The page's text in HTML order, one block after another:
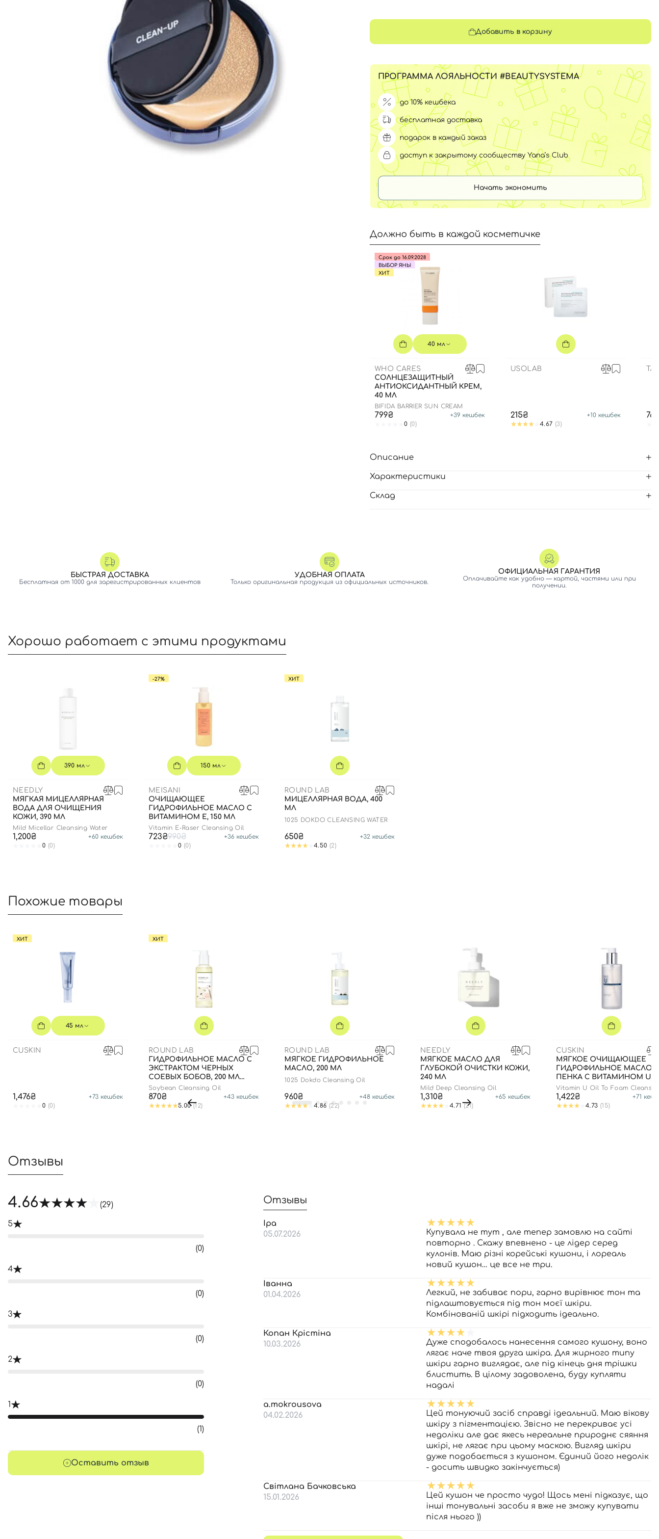
СПФ защита для детей
Для зоны век
Все товары
Добавить в корзину
ПРОГРАММА ЛОЯЛЬНОСТИ #BEAUTYSYSTEMA
до 10% кешбека
бесплатная доставка
подарок в каждый заказ
доступ к закрытому сообществу Yana’s Club
Начать экономить
Должно быть в каждой косметичке
Срок до 16.09.2028
ВЫБОР ЯНЫ
ХИТ
40 мл
WHO CARES
СОЛНЦЕЗАЩИТНЫЙ
АНТИОКСИДАНТНЫЙ КРЕМ,
40 МЛ
BIFIDA BARRIER SUN CREAM
799₴ +39 кешбек
0 (0)
USOLAB
215₴ +10 кешбек
4.67 (3)
Описание
Характеристики
Склад
БЫСТРАЯ ДОСТАВКА
Бесплатная от 1000 для зарегистрированных клиентов
УДОБНАЯ ОПЛАТА
Только оригинальная продукция из официальных источников.
ОФИЦИАЛЬНАЯ ГАРАНТИЯ
Оплачивайте как удобно — картой, частями или при
получении.
Хорошо работает с этими продуктами
390 мл
NEEDLY
МЯГКАЯ МИЦЕЛЛЯРНАЯ
ВОДА ДЛЯ ОЧИЩЕНИЯ
КОЖИ, 390 МЛ
Mild Micellar Cleansing Water
1,200₴ +60 кешбек
0 (0)
-27%
150 мл
MEISANI
ОЧИЩАЮЩЕЕ
ГИДРОФИЛЬНОЕ МАСЛО С
ВИТАМИНОМ Е, 150 МЛ
Vitamin E-Raser Cleansing Oil
723₴990₴ +36 кешбек
0 (0)
ХИТ
ROUND LAB
МИЦЕЛЛЯРНАЯ ВОДА, 400
МЛ
1025 DOKDO CLEANSING WATER
650₴ +32 кешбек
4.50 (2)
Похожие товары
ХИТ
45 мл
CUSKIN
1,476₴ +73 кешбек
0 (0)
ХИТ
ROUND LAB
ГИДРОФИЛЬНОЕ МАСЛО С
ЭКСТРАКТОМ ЧЕРНЫХ
СОЕВЫХ БОБОВ, 200 МЛ
Soybean Cleansing Oil
870₴ +43 кешбек
5.00 (12)
ROUND LAB
МЯГКОЕ ГИДРОФИЛЬНОЕ
МАСЛО, 200 МЛ
1025 Dokdo Cleansing Oil
960₴ +48 кешбек
4.86 (22)
NEEDLY
МЯГКОЕ МАСЛО ДЛЯ
ГЛУБОКОЙ ОЧИСТКИ КОЖИ,
240 МЛ
Mild Deep Cleansing Oil
1,310₴ +65 кешбек
4.71 (21)
CUSKIN
МЯГКОЕ ОЧИЩАЮЩЕЕ
ГИДРОФИЛЬНОЕ МАСЛО-
ПЕНКА С ВИТАМИНОМ U,
МЛ
Vitamin U Oil To Foam Cleanser
1,422₴ +71
4.73 (15)
Отзывы
4.66 (29)
5
(0)
4
(0)
3
(0)
2
(0)
1
(1)
Оставить отзыв
Отзывы
Іра
05.07.2026
Купувала не тут , але тепер замовлю на сайті
повторно . Скажу впевнено - це лідер серед
кулонів. Маю різні корейські кушони, і лореаль
новий кушон… це все не три.
Іванна
01.04.2026
Легкий, не забиває пори, гарно вирівнює тон та
підлаштовується під тон моєї шкіри.
Комбінованій шкірі підходить ідеально.
Копан Крістіна
10.03.2026
Дуже сподобалось нанесення самого кушону, воно
лягає наче твоя друга шкіра. Для жирного типу
шкіри гарно виглядає, але під кінець дня трішки
блистить. В цілому задоволена, буду купляти
надалі
a.mokrousova
04.02.2026
Цей тонуючий засіб справді ідеальний. Маю вікову
шкіру з пігментацією. Звісно не перекриває усі
недоліки але дає якесь нереальне природнє сяяння
шкірі, не лягає при цьому маскою. Вигляд шкіри
дуже подобається з кушоном. Єдиний його недолік
- досить швидко закінчується)
Світлана Бачковська
15.01.2026
Цей кушон че просто чудо! Щось мені підказує, що
інші тонувальні засоби я вже не зможу купувати
після нього ))